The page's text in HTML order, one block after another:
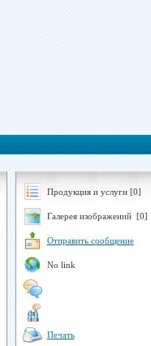
Продукция и услуги [0]
Галерея изображений [0]
Отправить сообщение
No link
Печать